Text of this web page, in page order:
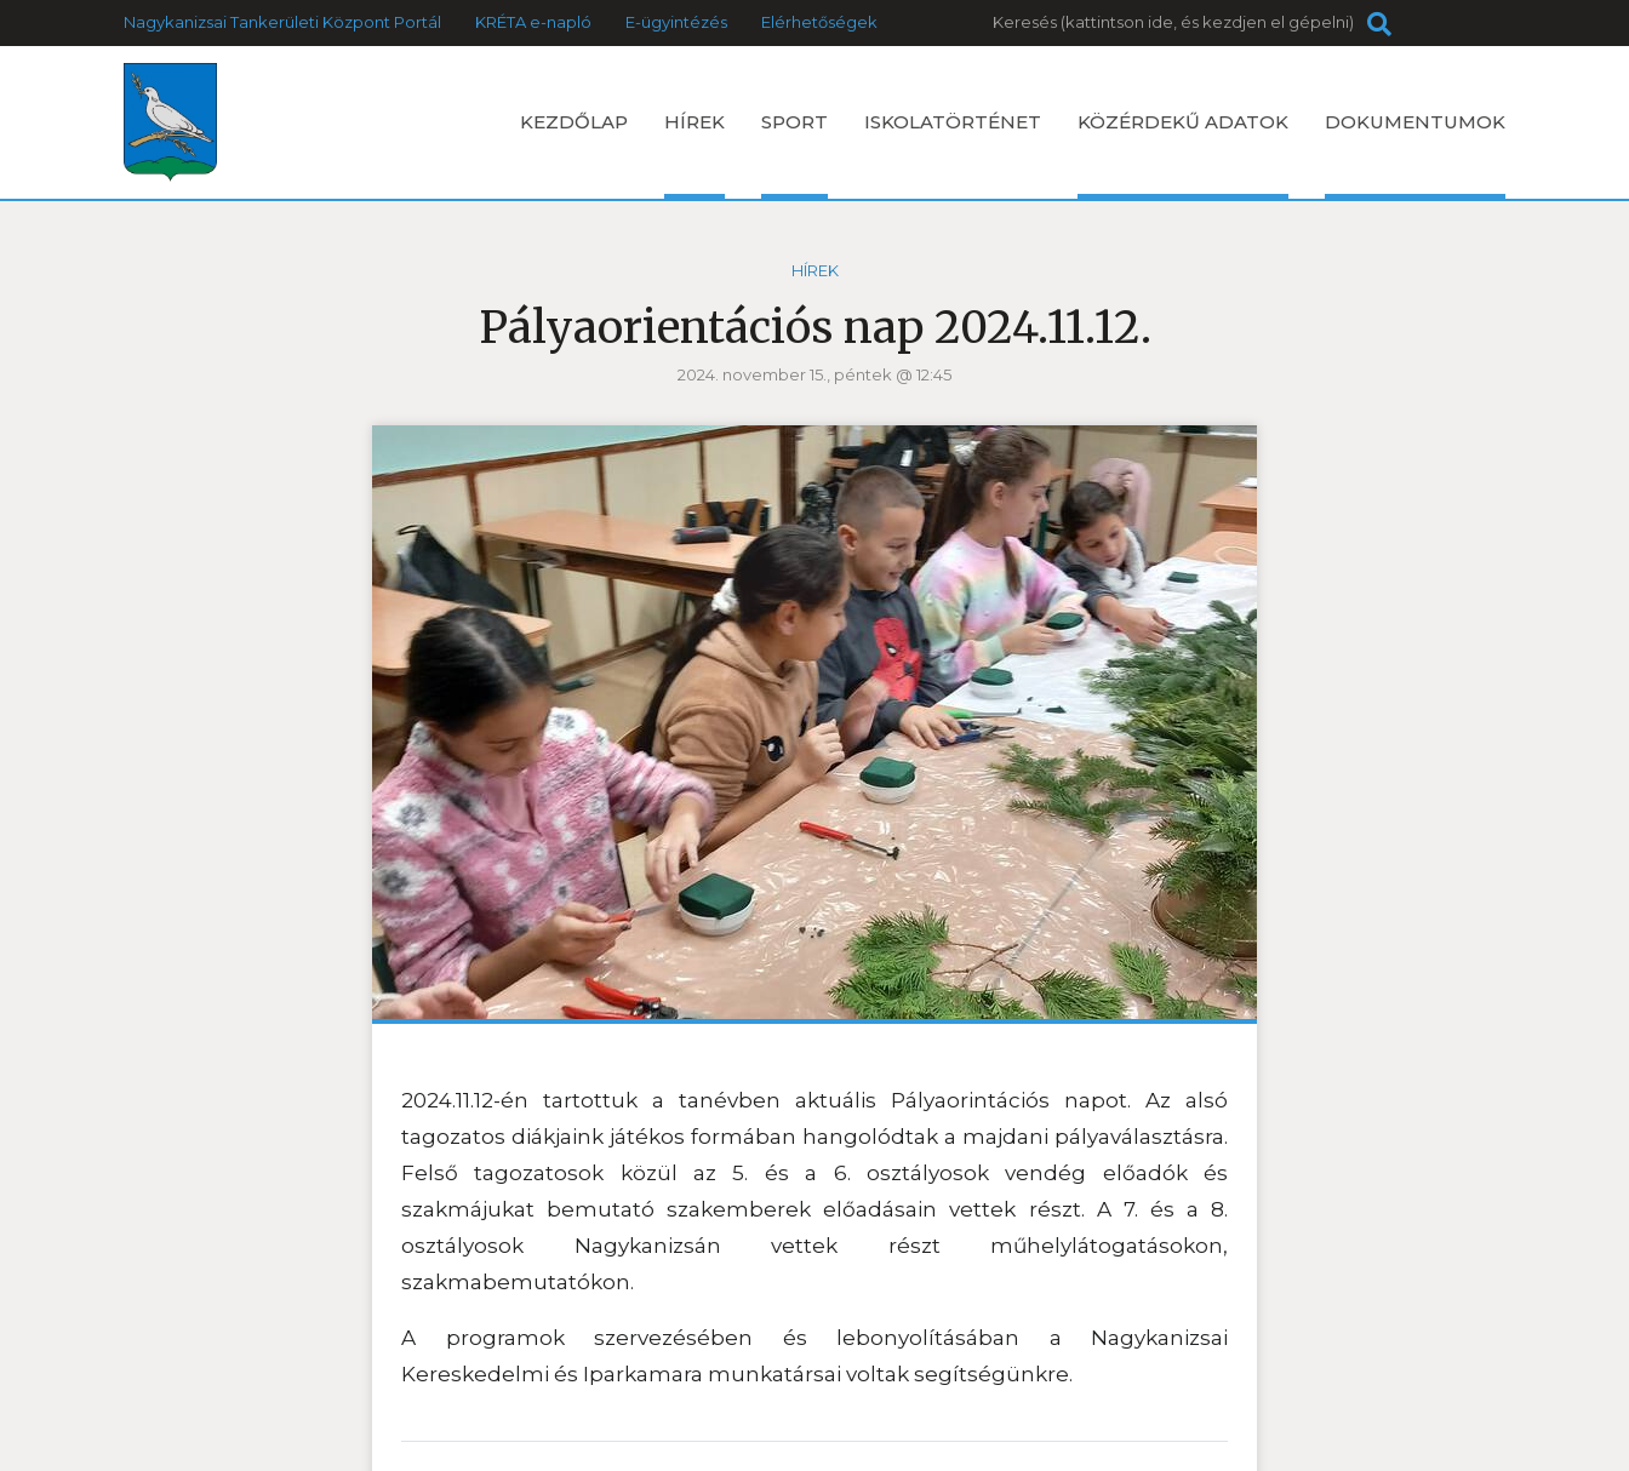
Nagykanizsai Tankerületi Központ Portál KRÉTA e-napló E-ügyintézés Elérhetőségek Keresés
KEZDŐLAP HÍREK SPORT ISKOLATÖRTÉNET KÖZÉRDEKŰ ADATOK DOKUMENTUMOK
HÍREK
Pályaorientációs nap 2024.11.12.
2024. november 15., péntek @ 12:45
2024.11.12-én tartottuk a tanévben aktuális Pályaorintációs napot. Az alsó
tagozatos diákjaink játékos formában hangolódtak a majdani pályaválasztásra.
Felső tagozatosok közül az 5. és a 6. osztályosok vendég előadók és
szakmájukat bemutató szakemberek előadásain vettek részt. A 7. és a 8.
osztályosok Nagykanizsán vettek részt műhelylátogatásokon,
szakmabemutatókon.
A programok szervezésében és lebonyolításában a Nagykanizsai
Kereskedelmi és Iparkamara munkatársai voltak segítségünkre.